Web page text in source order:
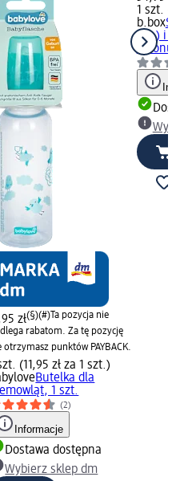
zł(§)(#)Ta pozycja nie
rabatom. Za tę pozycję
otrzymasz punktów PAYBACK.
(11,95 zł za 1 szt.)
Butelka dla
1 szt.
(2)
Informacje
Dostawa dostępna
Wybierz sklep dm
1 szt.
b.box
szt.) i
bidonu,